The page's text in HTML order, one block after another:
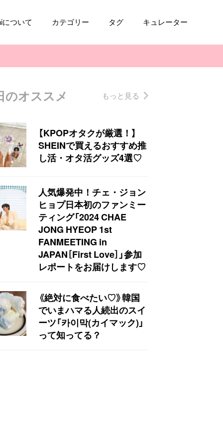
ついて カテゴリー タグ キュレーター
のオススメ もっと見る
【KPOPオタクが厳選！】
SHEINで買えるおすすめ推
し活・オタ活グッズ4選♡
人気爆発中！チェ・ジョン
ヒョプ日本初のファンミー
ティング「2024 CHAE
JONG HYEOP 1st
FANMEETING in
JAPAN［First Love］」参加
レポートをお届けします♡
《絶対に食べたい♡》韓国
でいまハマる人続出のスイ
ーツ「카이막(カイマック)」
って知ってる？